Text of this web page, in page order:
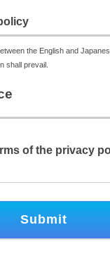
the English and
shall prevail.
Hub” (hereinafter referred
Service”) is operated using
referred to as
condition of This Service
of the privacy